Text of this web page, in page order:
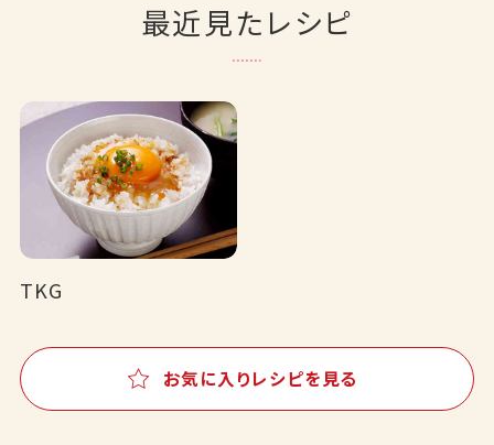
最近見たレシピ
TKG
お気に入りレシピを見る